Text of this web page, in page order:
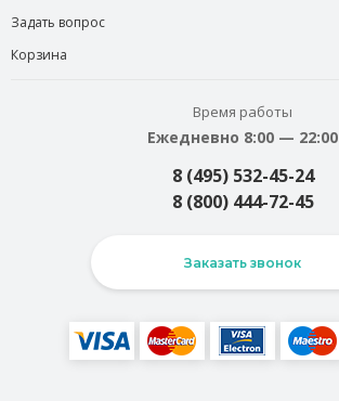
Задать вопрос
Корзина
Время работы
Ежедневно 8:00 — 22:00
8 (495) 532-45-24
8 (800) 444-72-45
Заказать звонок